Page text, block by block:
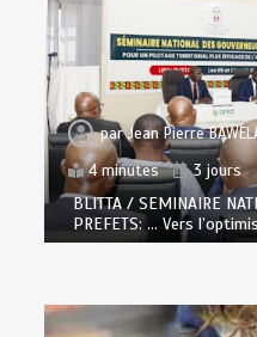
parJean Pierre
4 minutes
3 jours
BLITTA / SEMINAIRE
PREFETS: … Vers